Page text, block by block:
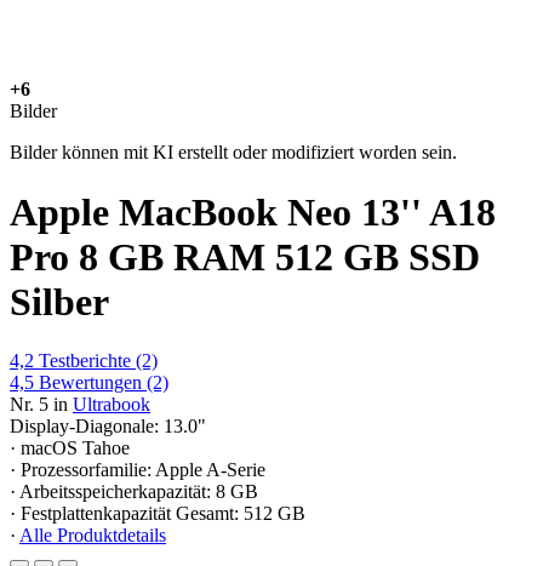
+6
Bilder
Bilder können mit KI erstellt oder modifiziert worden sein.
Apple MacBook Neo 13'' A18
Pro 8 GB RAM 512 GB SSD
Silber
4,2 Testberichte (2)
4,5 Bewertungen (2)
Nr. 5 in Ultrabook
Display-Diagonale: 13.0"
· macOS Tahoe
· Prozessorfamilie: Apple A‑Serie
· Arbeitsspeicherkapazität: 8 GB
· Festplattenkapazität Gesamt: 512 GB
· Alle Produktdetails